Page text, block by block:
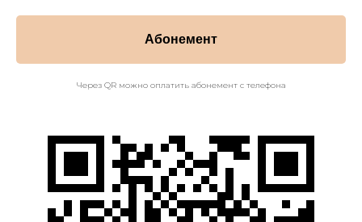
Абонемент
Через QR можно оплатить абонемент с телефона